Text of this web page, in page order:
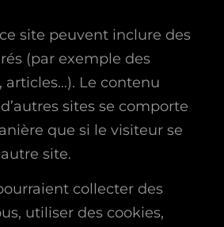
site peuvent inclure des
(par exemple des
articles…). Le contenu
sites se comporte
que si le visiteur se
site.
collecter des
utiliser des cookies,